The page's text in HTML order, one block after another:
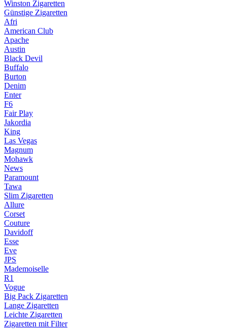
Winston Zigaretten
Günstige Zigaretten
Afri
American Club
Apache
Austin
Black Devil
Buffalo
Burton
Denim
Enter
F6
Fair Play
Jakordia
King
Las Vegas
Magnum
Mohawk
News
Paramount
Tawa
Slim Zigaretten
Allure
Corset
Couture
Davidoff
Esse
Eve
JPS
Mademoiselle
R1
Vogue
Big Pack Zigaretten
Lange Zigaretten
Leichte Zigaretten
Zigaretten mit Filter